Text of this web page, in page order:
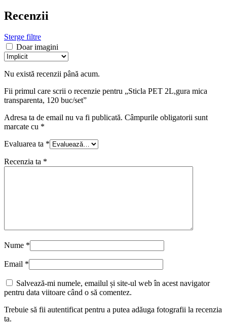
Recenzii
Sterge filtre
Doar imagini
Nu există recenzii până acum.
Fii primul care scrii o recenzie pentru „Sticla PET 2L,gura mica
transparenta, 120 buc/set”
Adresa ta de email nu va fi publicată. Câmpurile obligatorii sunt
marcate cu *
Evaluarea ta *
Recenzia ta *
Nume *
Email *
Salvează-mi numele, emailul și site-ul web în acest navigator
pentru data viitoare când o să comentez.
Trebuie să fii autentificat pentru a putea adăuga fotografii la recenzia
ta.